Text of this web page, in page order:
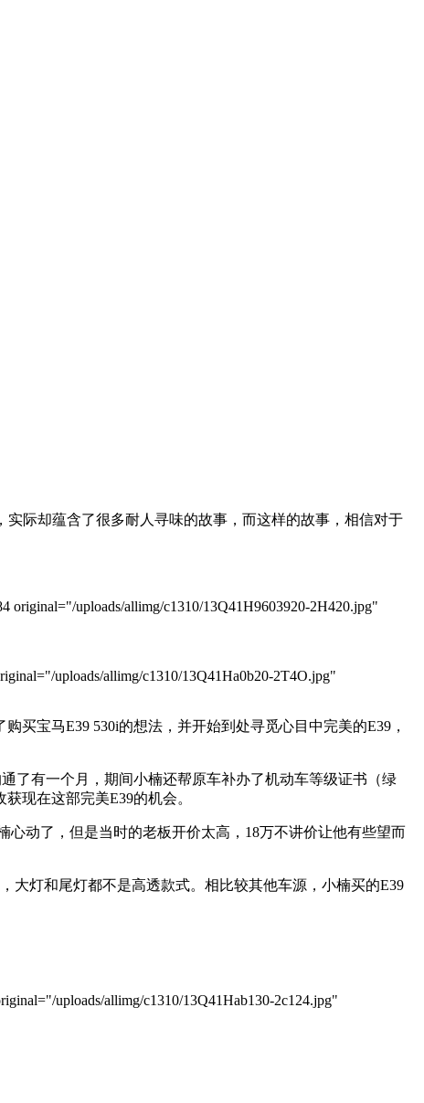
，实际却蕴含了很多耐人寻味的故事，而这样的故事，相信对于
original="/uploads/allimg/c1310/13Q41H9603920-2H420.jpg"
uploads/allimg/c1310/13Q41Ha0b20-2T4O.jpg"
买宝马E39 530i的想法，并开始到处寻觅心目中完美的E39，
了有一个月，期间小楠还帮原车补办了机动车等级证书（绿
现在这部完美E39的机会。
心动了，但是当时的老板开价太高，18万不讲价让他有些望而
大灯和尾灯都不是高透款式。相比较其他车源，小楠买的E39
uploads/allimg/c1310/13Q41Hab130-2c124.jpg"